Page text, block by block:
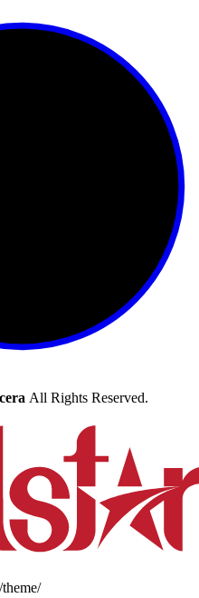
All Rights Reserved.